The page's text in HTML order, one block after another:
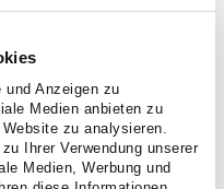
und Anzeigen zu
Medien anbieten zu
zu analysieren.
Ihrer Verwendung unserer
Medien, Werbung und